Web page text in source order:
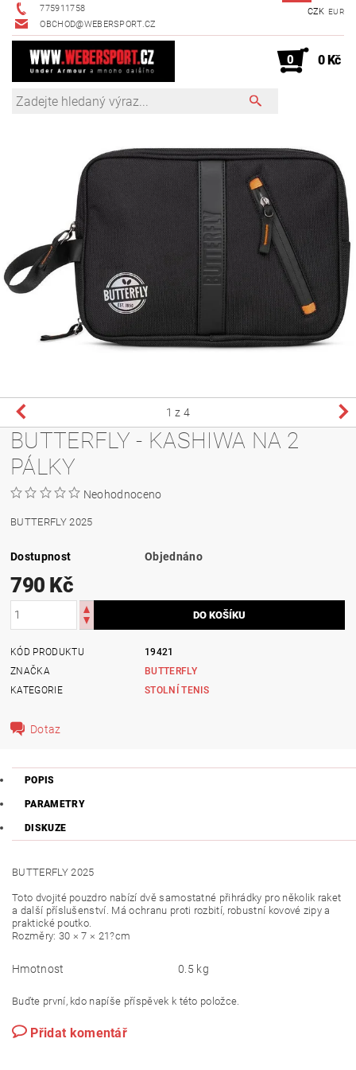
775911758
OBCHOD@WEBERSPORT.CZ
CZK EUR
0 0 Kč
1 z 4
BUTTERFLY - KASHIWA NA 2
PÁLKY
Neohodnoceno
BUTTERFLY 2025
Dostupnost Objednáno
790 Kč
KÓD PRODUKTU
19421
ZNAČKA
BUTTERFLY
KATEGORIE
STOLNÍ TENIS
Dotaz
POPIS
PARAMETRY
DISKUZE
BUTTERFLY 2025
Toto dvojité pouzdro nabízí dvě samostatné přihrádky pro několik raket
a další příslušenství. Má ochranu proti rozbití, robustní kovové zipy a
praktické poutko.
Rozměry: 30 × 7 × 21?cm
Hmotnost 0.5 kg
Buďte první, kdo napíše příspěvek k této položce.
Přidat komentář